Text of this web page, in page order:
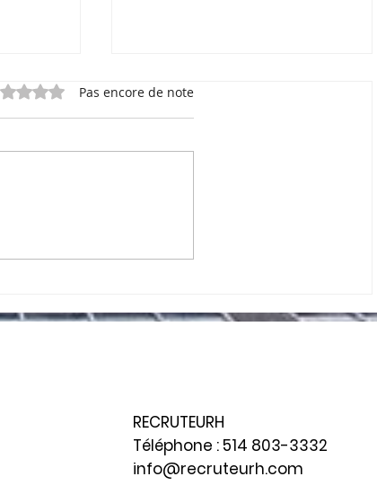
une nouvelle difficile en
0 étoile sur 5.Pas encore de note
RECRUTEURH
Téléphone : 514 803-3332
info@recruteurh.com